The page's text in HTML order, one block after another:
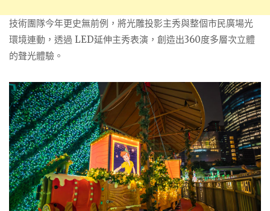
技術團隊今年更史無前例，將光雕投影主秀與整個市民廣場光
環境連動，透過 LED延伸主秀表演，創造出360度多層次立體
的聲光體驗。